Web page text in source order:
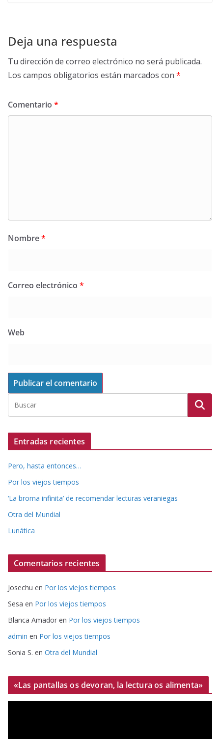
Deja una respuesta
Tu dirección de correo electrónico no será publicada.
Los campos obligatorios están marcados con *
Comentario *
Nombre*
Correo electrónico *
Web
Entradas recientes
Pero, hasta entonces…
Por los viejos tiempos
‘La broma infinita’ de recomendar lecturas veraniegas
Otra del Mundial
Lunática
Comentarios recientes
Josechu en Por los viejos tiempos
Sesa en Por los viejos tiempos
Blanca Amador en Por los viejos tiempos
admin en Por los viejos tiempos
Sonia S. en Otra del Mundial
«Las pantallas os devoran, la lectura os alimenta»